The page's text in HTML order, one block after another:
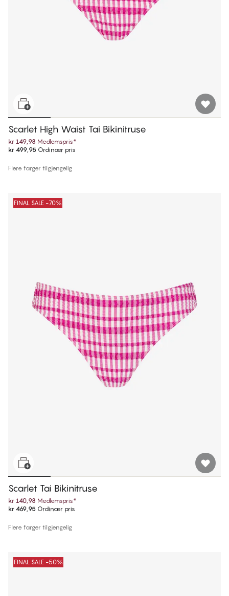
Scarlet High Waist Tai Bikinitruse
kr 149,98 Medlemspris*
kr 499,95 Ordinær pris
Flere farger tilgjengelig
FINAL SALE -70%
Scarlet Tai Bikinitruse
kr 140,98 Medlemspris*
kr 469,95 Ordinær pris
Flere farger tilgjengelig
FINAL SALE -50%